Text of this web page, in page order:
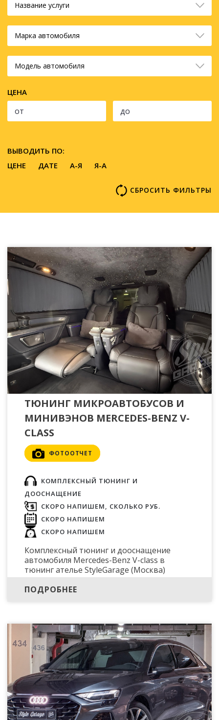
Название услуги
Марка автомобиля
Модель автомобиля
ЦЕНА
ВЫВОДИТЬ ПО:
ЦЕНЕ
ДАТЕ A-Я Я-А
СБРОСИТЬ ФИЛЬТРЫ
ТЮНИНГ МИКРОАВТОБУСОВ И
МИНИВЭНОВ MERCEDES-BENZ V-
CLASS
ФОТООТЧЕТ
КОМПЛЕКСНЫЙ ТЮНИНГ И
ДООСНАЩЕНИЕ
СКОРО НАПИШЕМ, СКОЛЬКО РУБ.
СКОРО НАПИШЕМ
СКОРО НАПИШЕМ
Комплексный тюнинг и дооснащение
автомобиля Mercedes-Benz V-class в
тюнинг ателье StyleGarage (Москва)
ПОДРОБНЕЕ